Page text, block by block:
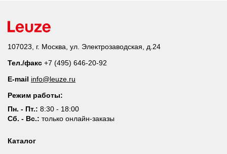
107023, г. Москва, ул. Электрозаводская, д.24
Тел./факс +7 (495) 646-20-92
E-mail info@leuze.ru
Режим работы:
Пн. - Пт.: 8:30 - 18:00
Сб. - Вс.: только онлайн-заказы
Каталог